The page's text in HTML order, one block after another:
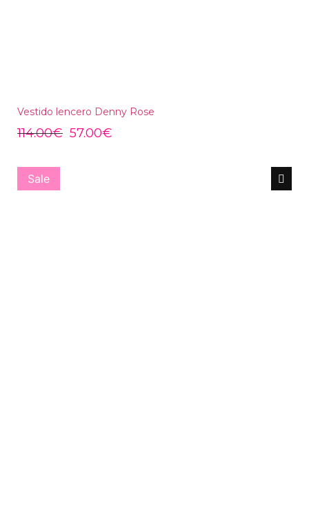
Vestido lencero Denny Rose
114.00€ 57.00€
Sale